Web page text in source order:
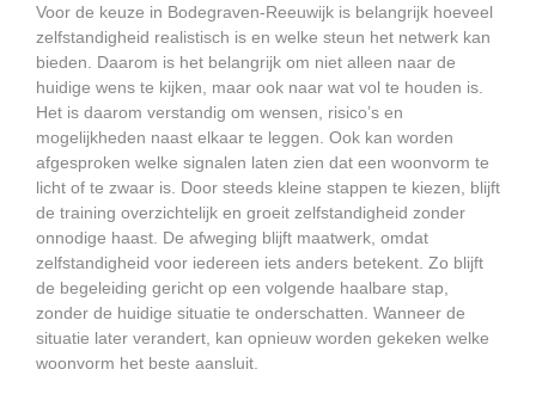
Voor de keuze in Bodegraven-Reeuwijk is belangrijk hoeveel
zelfstandigheid realistisch is en welke steun het netwerk kan
bieden. Daarom is het belangrijk om niet alleen naar de
huidige wens te kijken, maar ook naar wat vol te houden is.
Het is daarom verstandig om wensen, risico’s en
mogelijkheden naast elkaar te leggen. Ook kan worden
afgesproken welke signalen laten zien dat een woonvorm te
licht of te zwaar is. Door steeds kleine stappen te kiezen, blijft
de training overzichtelijk en groeit zelfstandigheid zonder
onnodige haast. De afweging blijft maatwerk, omdat
zelfstandigheid voor iedereen iets anders betekent. Zo blijft
de begeleiding gericht op een volgende haalbare stap,
zonder de huidige situatie te onderschatten. Wanneer de
situatie later verandert, kan opnieuw worden gekeken welke
woonvorm het beste aansluit.